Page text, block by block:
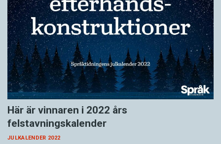
Här är vinnaren i 2022 års
felstavningskalender
JULKALENDER 2022